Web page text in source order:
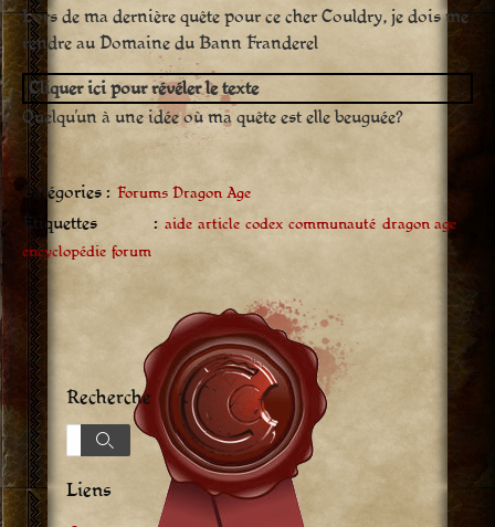
Lors de ma dernière quête pour ce cher Couldry, je dois me
rendre au Domaine du Bann Franderel
Cliquer ici pour révéler le texte
Quelqu’un à une idée où ma quête est elle beuguée?
Catégories : Forums Dragon Age
Étiquettes : aide article codex communauté dragon age
encyclopédie forum
Recherche
Recherche
Recherche
Liens